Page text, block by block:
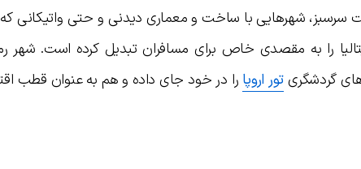
سرسبز، شهرهایی با ساخت و معماری دیدنی و حتی واتیکانی
را به مقصدی خاص برای مسافران تبدیل کرده است. شهر
گردشگریتور اروپا را در خود جای داده و هم به عنوان قطب